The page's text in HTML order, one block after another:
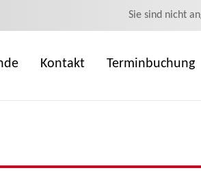
Sie sind nicht
Kontakt Terminbuchung